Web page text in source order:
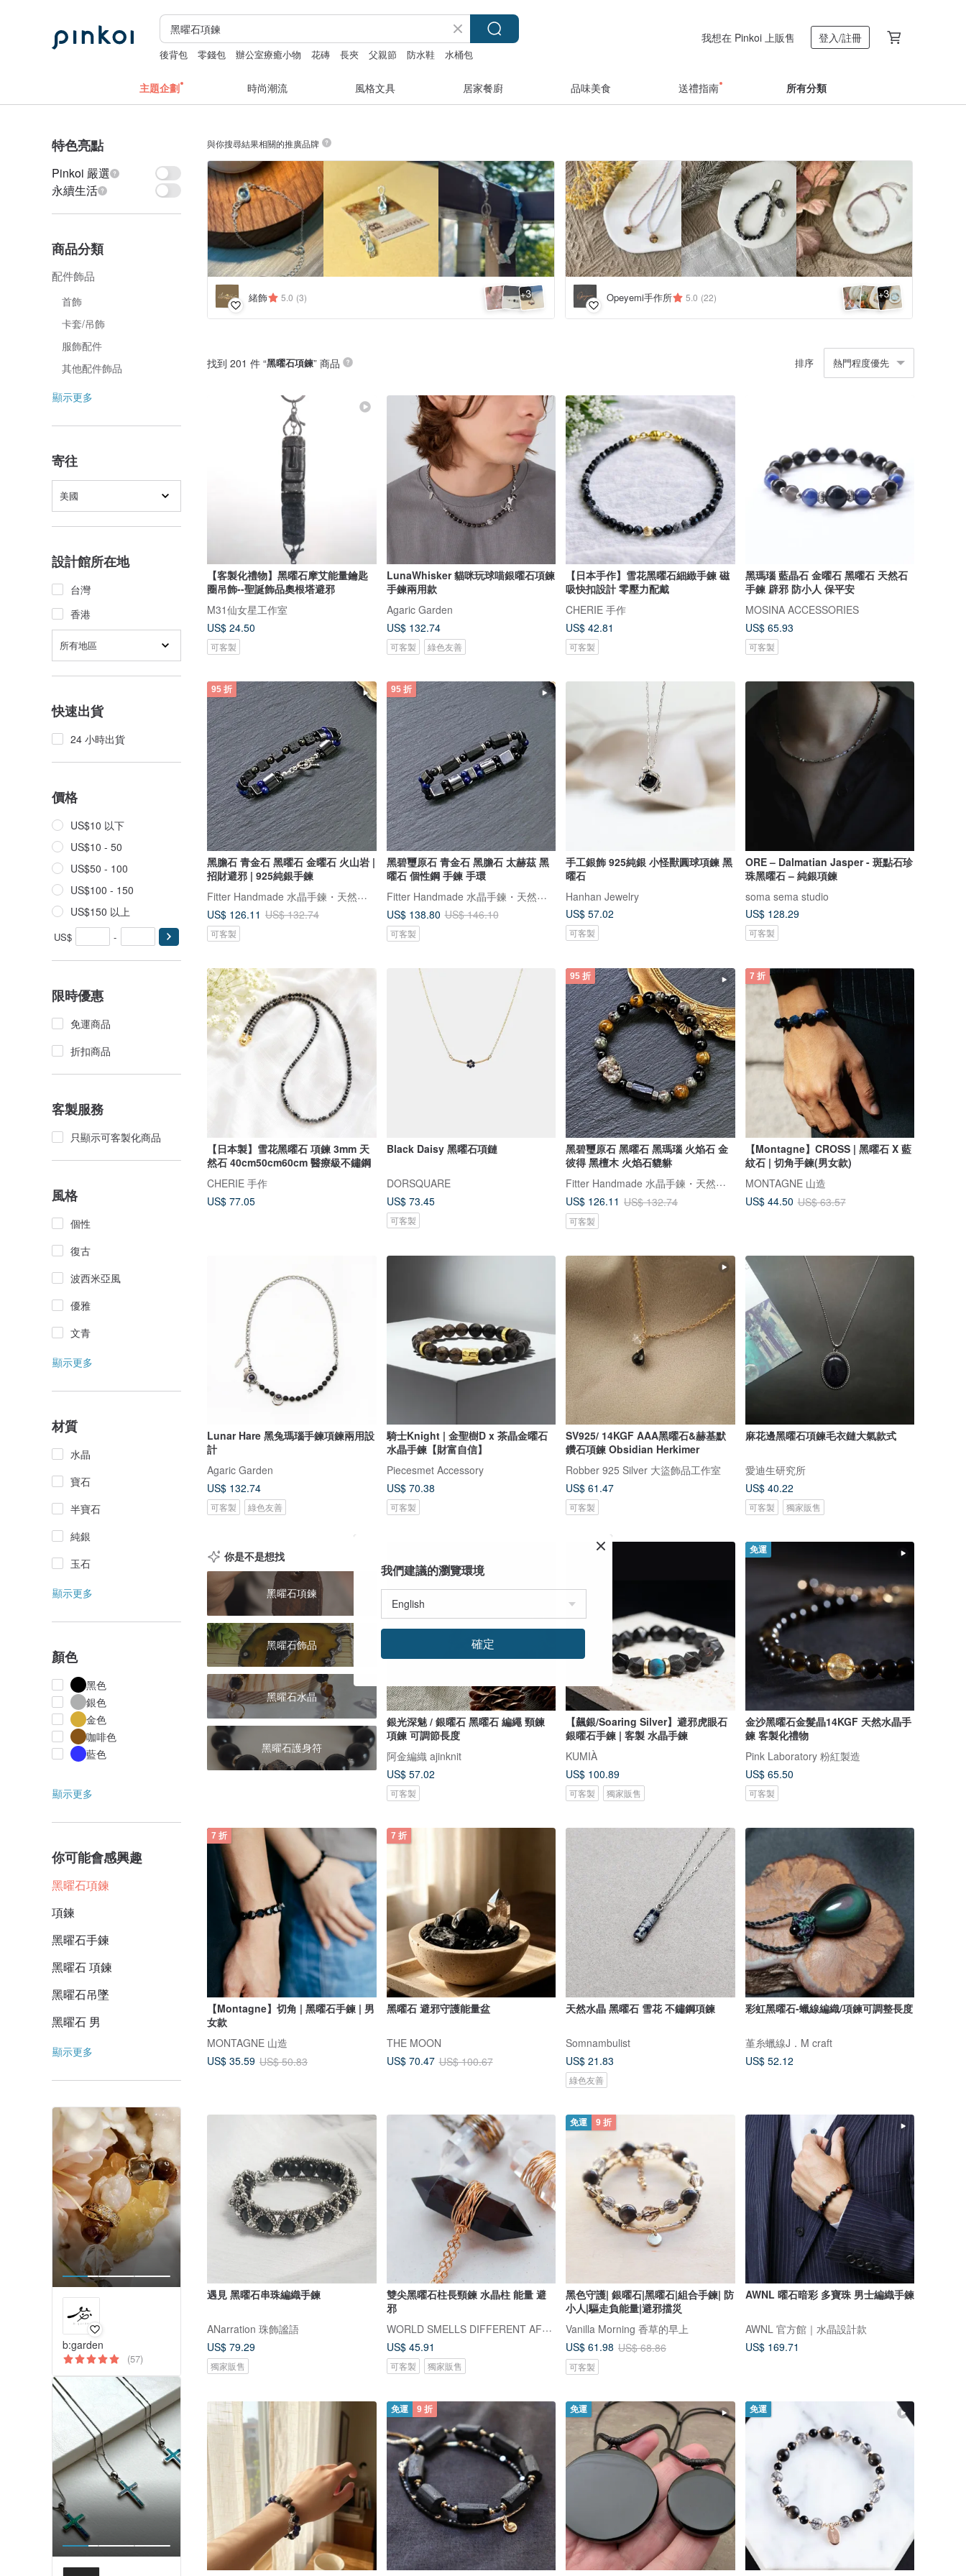
後背包 零錢包 辦公室療癒小物 花磚 長夾 父親節 防水鞋 水桶包
我想在 Pinkoi 上販售 登入/註冊
主題企劃 時尚潮流 風格文具 居家餐廚 品味美食 送禮指南 所有分類
特色亮點
Pinkoi 嚴選
永續生活
商品分類
配件飾品
首飾
卡套/吊飾
服飾配件
其他配件飾品
顯示更多
寄往
美國
設計館所在地
台灣
香港
所有地區
快速出貨
24 小時出貨
價格
US$10 以下
US$10 - 50
US$50 - 100
US$100 - 150
US$150 以上
US$ -
限時優惠
免運商品
折扣商品
客製服務
只顯示可客製化商品
風格
個性
復古
波西米亞風
優雅
文青
顯示更多
材質
水晶
寶石
半寶石
純銀
玉石
顯示更多
顏色
黑色
銀色
金色
咖啡色
藍色
顯示更多
你可能會感興趣
黑曜石項鍊
項鍊
黑曜石手鍊
黑曜石 項鍊
黑曜石吊墜
黑曜石 男
顯示更多
b:garden
(57)
與你搜尋結果相關的推廣品牌
緒飾 5.0 (3) +3 Opeyemi手作所 5.0 (22) +3
找到 201 件 “黑曜石項鍊” 商品 排序 熱門程度優先
【客製化禮物】黑曜石摩艾能量鑰匙
圈吊飾--聖誕飾品奧根塔避邪
M31仙女星工作室
US$ 24.50
可客製
LunaWhisker 貓咪玩球喵銀曜石項鍊
手鍊兩用款
Agaric Garden
US$ 132.74
可客製 綠色友善
【日本手作】雪花黑曜石細緻手鍊 磁
吸快扣設計 零壓力配戴
CHERIE 手作
US$ 42.81
可客製
黑瑪瑙 藍晶石 金曜石 黑曜石 天然石
手鍊 辟邪 防小人 保平安
MOSINA ACCESSORIES
US$ 65.93
可客製
95 折
黑膽石 青金石 黑曜石 金曜石 火山岩 |
招財避邪 | 925純銀手鍊
Fitter Handmade 水晶手鍊・天然礦石
US$ 126.11 US$ 132.74
可客製
95 折
黑碧璽原石 青金石 黑膽石 太赫茲 黑
曜石 個性鋼 手鍊 手環
Fitter Handmade 水晶手鍊・天然礦石
US$ 138.80 US$ 146.10
可客製
手工銀飾 925純銀 小怪獸圓球項鍊 黑
曜石
Hanhan Jewelry
US$ 57.02
可客製
ORE – Dalmatian Jasper - 斑點石珍
珠黑曜石 – 純銀項鍊
soma sema studio
US$ 128.29
可客製
【日本製】雪花黑曜石 項鍊 3mm 天
然石 40cm50cm60cm 醫療級不鏽鋼
CHERIE 手作
US$ 77.05
Black Daisy 黑曜石項鏈
DORSQUARE
US$ 73.45
可客製
95 折
黑碧璽原石 黑曜石 黑瑪瑙 火焰石 金
彼得 黑檀木 火焰石貔貅
Fitter Handmade 水晶手鍊・天然礦石
US$ 126.11 US$ 132.74
可客製
7 折
【Montagne】CROSS | 黑曜石 X 藍
紋石 | 切角手鍊(男女款)
MONTAGNE 山造
US$ 44.50 US$ 63.57
Lunar Hare 黑兔瑪瑙手鍊項鍊兩用設
計
Agaric Garden
US$ 132.74
可客製 綠色友善
騎士Knight | 金聖樹D x 茶晶金曜石
水晶手鍊【財富自信】
Piecesmet Accessory
US$ 70.38
可客製
SV925/ 14KGF AAA黑曜石&赫基默
鑽石項鍊 Obsidian Herkimer
Robber 925 Silver 大盜飾品工作室
US$ 61.47
可客製
麻花邊黑曜石項鍊毛衣鏈大氣款式
愛迪生研究所
US$ 40.22
可客製 獨家販售
你是不是想找
黑曜石項鍊
黑曜石飾品
黑曜石水晶
黑曜石護身符
銀光深魅 / 銀曜石 黑曜石 編繩 頸鍊
項鍊 可調節長度
阿金編織 ajinknit
US$ 57.02
可客製
【飆銀/Soaring Silver】避邪虎眼石
銀曜石手鍊 | 客製 水晶手鍊
KUMIÀ
US$ 100.89
可客製 獨家販售
免運
金沙黑曜石金髮晶14KGF 天然水晶手
鍊 客製化禮物
Pink Laboratory 粉紅製造
US$ 65.50
可客製
7 折
【Montagne】切角 | 黑曜石手鍊 | 男
女款
MONTAGNE 山造
US$ 35.59 US$ 50.83
7 折
黑曜石 避邪守護能量盆
THE MOON
US$ 70.47 US$ 100.67
天然水晶 黑曜石 雪花 不鏽鋼項鍊
Somnambulist
US$ 21.83
綠色友善
彩虹黑曜石-蠟線編織/項鍊可調整長度
堇糸蠟線J．M craft
US$ 52.12
遇見 黑曜石串珠編織手鍊
ANarration 珠飾謐語
US$ 79.29
獨家販售
雙尖黑曜石柱長頸鍊 水晶柱 能量 避
邪
WORLD SMELLS DIFFERENT AFTERITRAINS
US$ 45.91
可客製 獨家販售
免運 9 折
黑色守護| 銀曜石|黑曜石|組合手鍊| 防
小人|驅走負能量|避邪擋災
Vanilla Morning 香草的早上
US$ 61.98 US$ 68.86
可客製
AWNL 曜石暗彩 多寶珠 男士編織手鍊
AWNL 官方館｜水晶設計款
US$ 169.71
免運 9 折 免運 免運
我們建議的瀏覽環境
確定